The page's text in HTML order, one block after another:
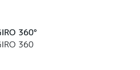
360°
360